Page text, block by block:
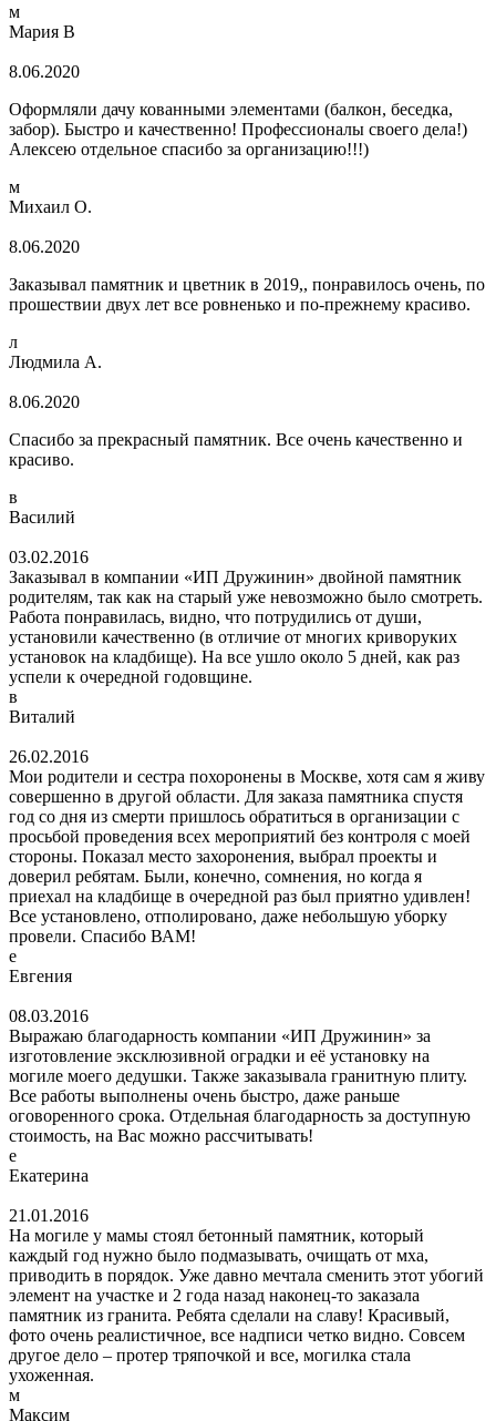
м
Мария В
8.06.2020
Оформляли дачу кованными элементами (балкон, беседка,
забор). Быстро и качественно! Профессионалы своего дела!)
Алексею отдельное спасибо за организацию!!!)
м
Михаил О.
8.06.2020
Заказывал памятник и цветник в 2019,, понравилось очень, по
прошествии двух лет все ровненько и по-прежнему красиво.
л
Людмила А.
8.06.2020
Спасибо за прекрасный памятник. Все очень качественно и
красиво.
в
Василий
03.02.2016
Заказывал в компании «ИП Дружинин» двойной памятник
родителям, так как на старый уже невозможно было смотреть.
Работа понравилась, видно, что потрудились от души,
установили качественно (в отличие от многих криворуких
установок на кладбище). На все ушло около 5 дней, как раз
успели к очередной годовщине.
в
Виталий
26.02.2016
Мои родители и сестра похоронены в Москве, хотя сам я живу
совершенно в другой области. Для заказа памятника спустя
год со дня из смерти пришлось обратиться в организации с
просьбой проведения всех мероприятий без контроля с моей
стороны. Показал место захоронения, выбрал проекты и
доверил ребятам. Были, конечно, сомнения, но когда я
приехал на кладбище в очередной раз был приятно удивлен!
Все установлено, отполировано, даже небольшую уборку
провели. Спасибо ВАМ!
е
Евгения
08.03.2016
Выражаю благодарность компании «ИП Дружинин» за
изготовление эксклюзивной оградки и её установку на
могиле моего дедушки. Также заказывала гранитную плиту.
Все работы выполнены очень быстро, даже раньше
оговоренного срока. Отдельная благодарность за доступную
стоимость, на Вас можно рассчитывать!
е
Екатерина
21.01.2016
На могиле у мамы стоял бетонный памятник, который
каждый год нужно было подмазывать, очищать от мха,
приводить в порядок. Уже давно мечтала сменить этот убогий
элемент на участке и 2 года назад наконец-то заказала
памятник из гранита. Ребята сделали на славу! Красивый,
фото очень реалистичное, все надписи четко видно. Совсем
другое дело – протер тряпочкой и все, могилка стала
ухоженная.
м
Максим